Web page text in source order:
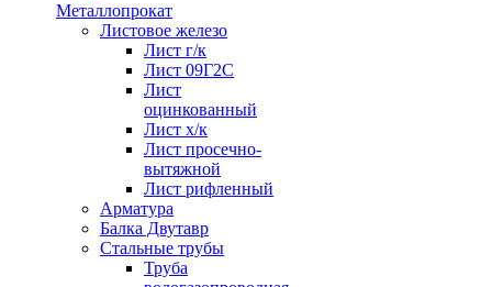
Металлопрокат
Листовое железо
Лист г/к
Лист 09Г2С
Лист
оцинкованный
Лист х/к
Лист просечно-
вытяжной
Лист рифленный
Арматура
Балка Двутавр
Стальные трубы
Труба